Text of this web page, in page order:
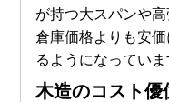
が持つ大スパンや
倉庫価格よりも安
るようになっていま
木造のコスト優